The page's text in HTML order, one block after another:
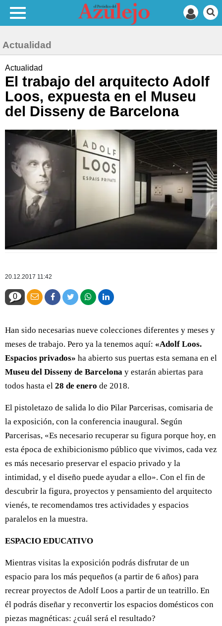
Actualidad
Actualidad
El trabajo del arquitecto Adolf
Loos, expuesta en el Museu
del Disseny de Barcelona
20.12.2017 11:42
0
Han sido necesarias nueve colecciones diferentes y meses y
meses de trabajo. Pero ya la tenemos aquí: «Adolf Loos.
Espacios privados» ha abierto sus puertas esta semana en el
Museu del Disseny de Barcelona y estarán abiertas para
todos hasta el 28 de enero de 2018.
El pistoletazo de salida lo dio Pilar Parcerisas, comisaria de
la exposición, con la conferencia inaugural. Según
Parcerisas, «Es necesario recuperar su figura porque hoy, en
esta época de exhibicionismo público que vivimos, cada vez
es más necesario preservar el espacio privado y la
intimidad, y el diseño puede ayudar a ello». Con el fin de
descubrir la figura, proyectos y pensamiento del arquitecto
vienés, te recomendamos tres actividades y espacios
paralelos en la muestra.
ESPACIO EDUCATIVO
Mientras visitas la exposición podrás disfrutar de un
espacio para los más pequeños (a partir de 6 años) para
recrear proyectos de Adolf Loos a partir de un teatrillo. En
él podrás diseñar y reconvertir los espacios domésticos con
piezas magnéticas: ¿cuál será el resultado?